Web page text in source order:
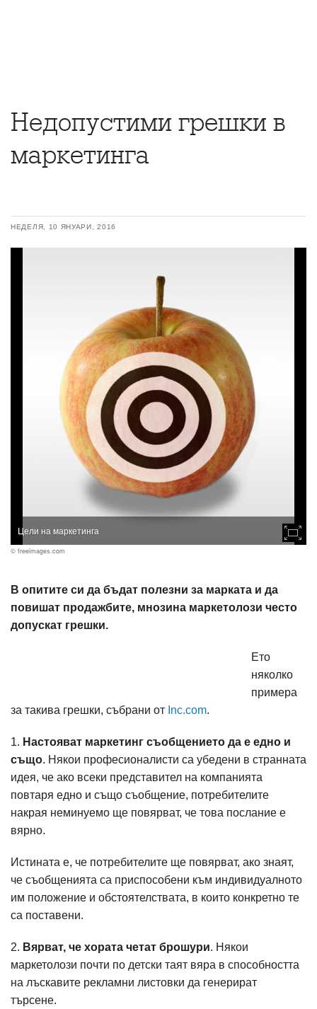
Недопустими грешки в
маркетинга
НЕДЕЛЯ, 10 ЯНУАРИ, 2016
Цели на маркетинга
© freeimages.com
В опитите си да бъдат полезни за марката и да
повишат продажбите, мнозина маркетолози често
допускат грешки.
Ето
няколко
примера
за такива грешки, събрани от Inc.com.
1. Настояват маркетинг съобщението да е едно и
също. Някои професионалисти са убедени в странната
идея, че ако всеки представител на компанията
повтаря едно и също съобщение, потребителите
накрая неминуемо ще повярват, че това послание е
вярно.
Истината е, че потребителите ще повярват, ако знаят,
че съобщенията са приспособени към индивидуалното
им положение и обстоятелствата, в които конкретно те
са поставени.
2. Вярват, че хората четат брошури. Някои
маркетолози почти по детски таят вяра в способността
на лъскавите рекламни листовки да генерират
търсене.